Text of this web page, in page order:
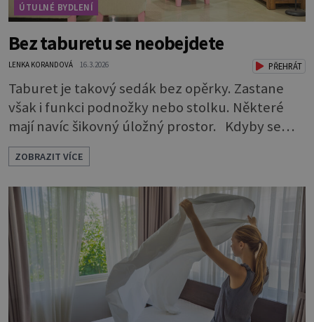
ÚTULNÉ BYDLENÍ
Bez taburetu se neobejdete
LENKA KORANDOVÁ 16.3.2026 PŘEHRÁT
Taburet je takový sedák bez opěrky. Zastane
však i funkci podnožky nebo stolku. Některé
mají navíc šikovný úložný prostor. Kdyby se
rozdávaly ceny za nejskromnější, a přitom
užitečný a praktický kus nábytku, určitě by
vyhrál taburet. Je nevtíravý, nenápadný, klidně
si sedí opodál a čeká, až na něj přijde řada, aniž
by jakkoli rušil nebo překážel. A když je ho
zapotřebí, je pohotově p
ZOBRAZIT VÍCE